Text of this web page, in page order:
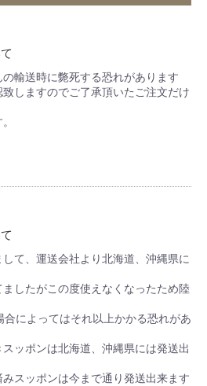
輸送時に斃死する恐れがあります
しますのでご了承頂いたご注文だけ
て、運送会社より北海道、沖縄県に
したがこの度使えなくなったため陸
によってはそれ以上かかる恐れがあ
ッポンは北海道、沖縄県には発送出
スッポンは今まで通り発送出来ます